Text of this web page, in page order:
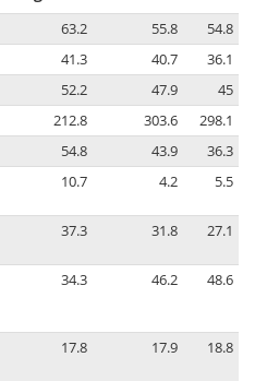
63.2 55.8
54.8
41.3 40.7
36.1
52.2 47.9
45
212.8 303.6
298.1
54.8 43.9
36.3
10.7 4.2 5.5
37.3 31.8 27.1
34.3 46.2 48.6
17.8 17.9 18.8